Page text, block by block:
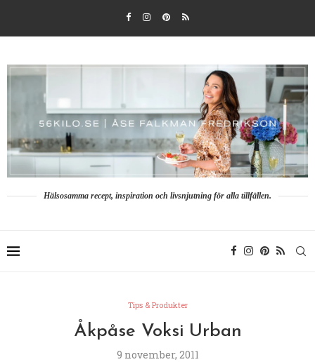
Hälsosamma recept, inspiration och livsnjutning för alla tillfällen.
Tips & Produkter
Åkpåse Voksi Urban
9 november, 2011